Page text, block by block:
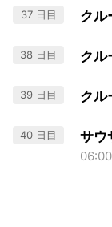
37 日目 クル
38 日目 クル
39 日目 クル
40 日目 サウ